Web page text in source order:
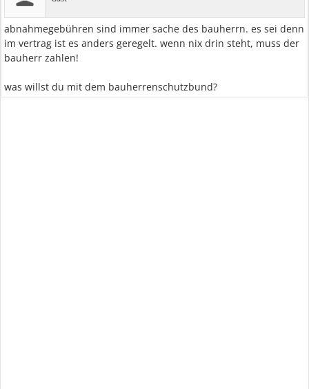
abnahmegebühren sind immer sache des bauherrn. es sei denn
im vertrag ist es anders geregelt. wenn nix drin steht, muss der
bauherr zahlen!
was willst du mit dem bauherrenschutzbund?